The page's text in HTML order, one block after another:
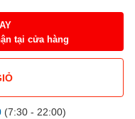
tại cửa hàng
(7:30 - 22:00)